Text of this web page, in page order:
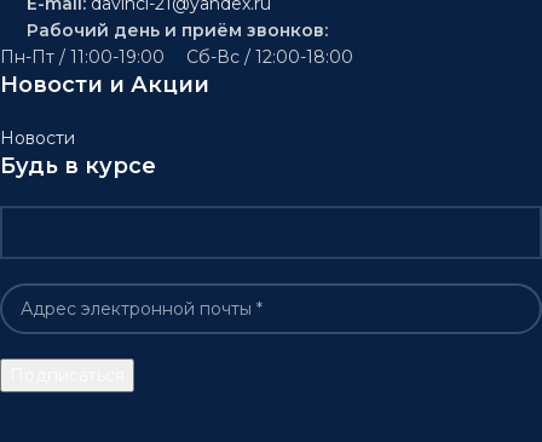
Рабочий день и приём звонков:
Пн-Пт / 11:00-19:00 Сб-Вс / 12:00-18:00
Новости и Акции
Новости
Будь в курсе